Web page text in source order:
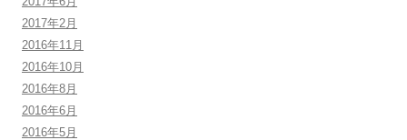
2017年2月
2016年11月
2016年10月
2016年8月
2016年6月
2016年5月